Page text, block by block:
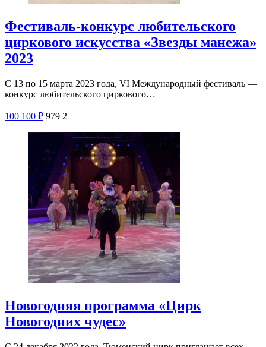
Фестиваль-конкурс любительского
циркового искусства «Звезды манежа»
2023
С 13 по 15 марта 2023 года, VI Международный фестиваль —
конкурс любительского циркового…
100 100 ₽ 979 2
Новогодняя программа «Цирк
Новогодних чудес»